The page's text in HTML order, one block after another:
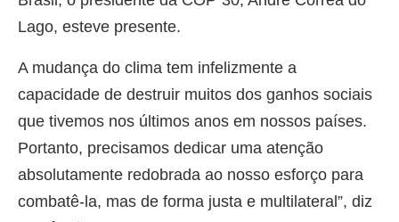
Lago, esteve presente.
A mudança do clima tem infelizmente a
capacidade de destruir muitos dos ganhos sociais
que tivemos nos últimos anos em nossos países.
Portanto, precisamos dedicar uma atenção
absolutamente redobrada ao nosso esforço para
combatê-la, mas de forma justa e multilateral”, diz